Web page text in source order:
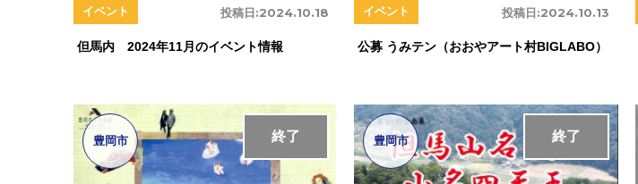
投稿日:2024.10.18
イベント
但馬内 2024年11月のイベント情報
投稿日:2024.10.13
イベント
公募 うみテン（おおやアート村BIGLABO）
終了
豊岡市 終了
豊岡市